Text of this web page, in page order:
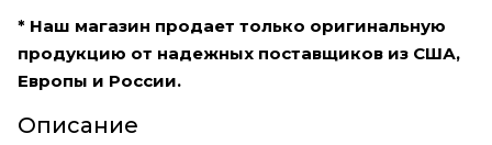
* Наш магазин продает только оригинальную
продукцию от надежных поставщиков из США,
Европы и России.
Описание